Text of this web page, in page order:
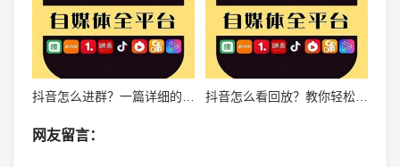
抖音怎么看回放？教你轻松获取精彩瞬间！
网友留言：